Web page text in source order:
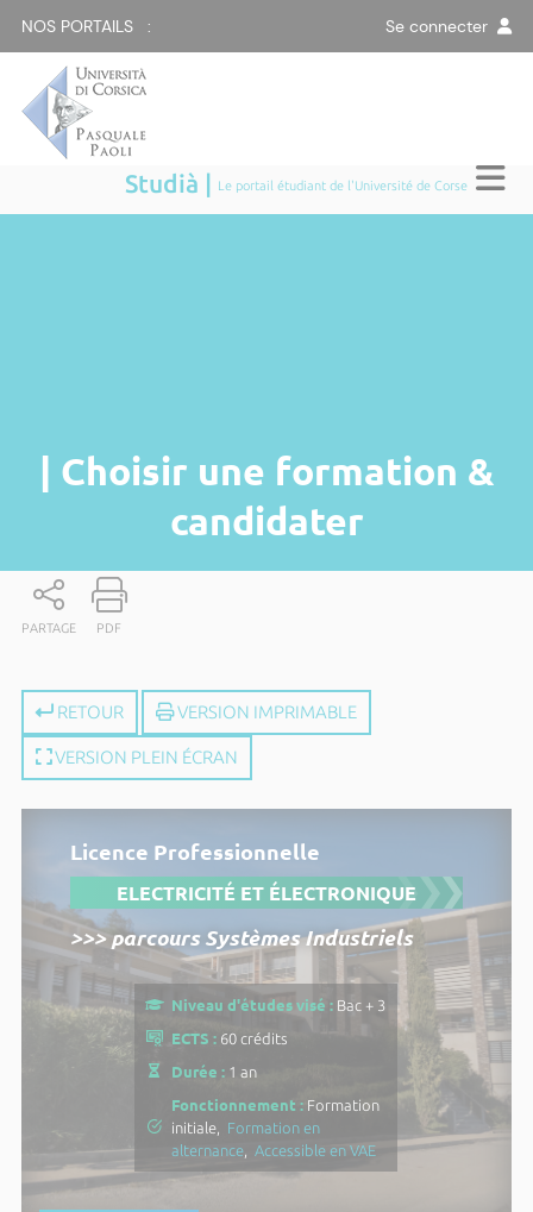
NOS PORTAILS : Se connecter
Studià | Le portail étudiant de l'Université de Corse
| Choisir une formation &
candidater
PARTAGE PDF
RETOUR VERSION IMPRIMABLE
VERSION PLEIN ÉCRAN
Licence Professionnelle
ELECTRICITÉ ET ÉLECTRONIQUE
>>> parcours Systèmes Industriels
Niveau d'études visé : Bac + 3
ECTS : 60 crédits
Durée : 1 an
Fonctionnement : Formation
initiale, Formation en
alternance
Accessible en VAE